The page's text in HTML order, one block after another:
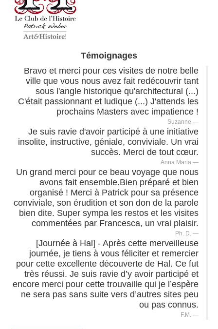
Témoignages
Bravo et merci pour ces visites de notre belle
ville que vous nous avez fait redécouvrir tant
sous l'angle historique qu'architectural (...)
C'était passionnant et ludique (...) J'attends les
prochains Masters avec impatience !
Suzanne
Je suis ravie d'avoir participé à une initiative
insolite, instructive, géniale, conviviale. Un vrai
succès. Merci de tout cœur.
Anna Maria
Un grand merci pour ce beau voyage que nous
avons fait ensemble.Bien préparé et bien
organisé ! Merci à Patrick pour sa présence
conviviale, son érudition et son don de la parole
bien dite. Super sympa les restos et les visites
commentées par Francesca, un vrai plaisir.
Ph. D.
[Journée à Hal] - Après cette merveilleuse
journée, je tiens à vous féliciter et remercier
pour cette excellente découverte de Hal. Ce fut
très réussi. Je suis ravie d’y avoir participé et
encore merci pour cette trouvaille qui je l’espère
ne sera pas sans suite vers d’autres sites peu
ou pas connus.
F.M.